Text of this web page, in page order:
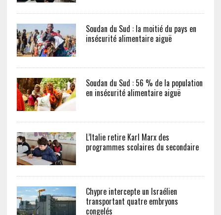
Soudan du Sud : la moitié du pays en
insécurité alimentaire aiguë
Soudan du Sud : 56 % de la population
en insécurité alimentaire aiguë
L’Italie retire Karl Marx des
programmes scolaires du secondaire
Chypre intercepte un Israélien
transportant quatre embryons
congelés